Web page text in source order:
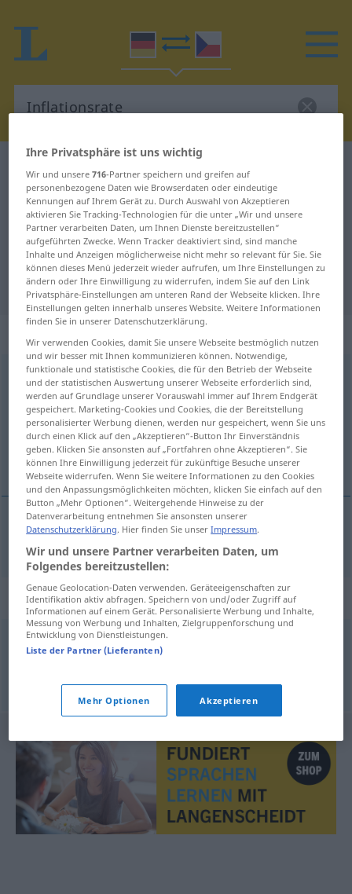
Deutsch-Tschechisch Übersetzung
für "Inflationsrate"
"Inflationsrate" Tschechisch
Übersetzung
„Inflationsrate“ : feminin
Inflationsratef
Übersicht aller Übersetzungen
(Für mehr Details die Übersetzung anklicken/antippen)
míra inflace
Inflationsrate
Synonyme für "Inflationsrate"
Teuerungsrate,Teuerung (ugs.)
© OpenThesaurus.de
Ihre Privatsphäre ist uns wichtig
Wir und unsere716-Partner speichern und greifen auf
personenbezogene Daten wie Browserdaten oder eindeutige
Kennungen auf Ihrem Gerät zu. Durch Auswahl von Akzeptieren
aktivieren Sie Tracking-Technologien für die unter „Wir und unsere
Partner verarbeiten Daten, um Ihnen Dienste bereitzustellen“
aufgeführten Zwecke. Wenn Tracker deaktiviert sind, sind manche
Inhalte und Anzeigen möglicherweise nicht mehr so relevant für Sie. Sie
können dieses Menü jederzeit wieder aufrufen, um Ihre Einstellungen zu
ändern oder Ihre Einwilligung zu widerrufen, indem Sie auf den Link
Privatsphäre-Einstellungen am unteren Rand der Webseite klicken. Ihre
Einstellungen gelten innerhalb unseres Website. Weitere Informationen
finden Sie in unserer Datenschutzerklärung.
Wir verwenden Cookies, damit Sie unsere Webseite bestmöglich nutzen
und wir besser mit Ihnen kommunizieren können. Notwendige,
funktionale und statistische Cookies, die für den Betrieb der Webseite
und der statistischen Auswertung unserer Webseite erforderlich sind,
werden auf Grundlage unserer Vorauswahl immer auf Ihrem Endgerät
gespeichert. Marketing-Cookies und Cookies, die der Bereitstellung
personalisierter Werbung dienen, werden nur gespeichert, wenn Sie uns
durch einen Klick auf den „Akzeptieren“-Button Ihr Einverständnis
geben. Klicken Sie ansonsten auf „Fortfahren ohne Akzeptieren“. Sie
können Ihre Einwilligung jederzeit für zukünftige Besuche unserer
Webseite widerrufen. Wenn Sie weitere Informationen zu den Cookies
und den Anpassungsmöglichkeiten möchten, klicken Sie einfach auf den
Button „Mehr Optionen“. Weitergehende Hinweise zu der
Datenverarbeitung entnehmen Sie ansonsten unserer
Datenschutzerklärung. Hier finden Sie unserImpressum.
Wir und unsere Partner verarbeiten Daten, um
Folgendes bereitzustellen:
Genaue Geolocation-Daten verwenden. Geräteeigenschaften zur
Identifikation aktiv abfragen. Speichern von und/oder Zugriff auf
Informationen auf einem Gerät. Personalisierte Werbung und Inhalte,
Messung von Werbung und Inhalten, Zielgruppenforschung und
Entwicklung von Dienstleistungen.
Liste der Partner (Lieferanten)
Mehr Optionen Akzeptieren